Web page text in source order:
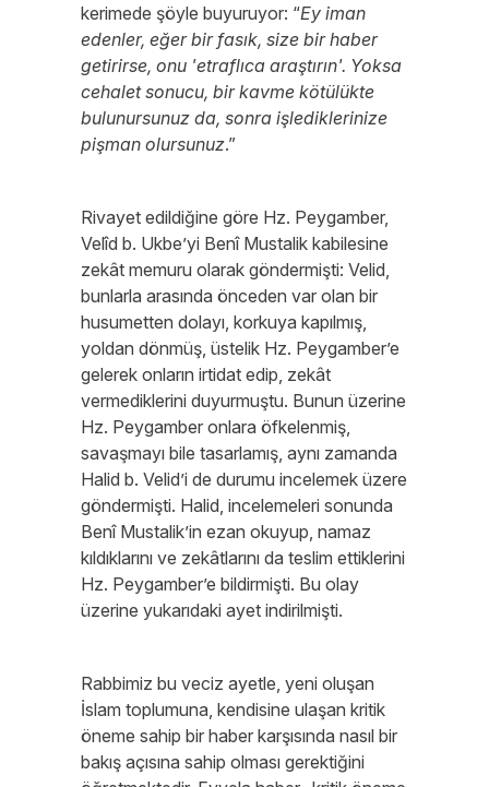
kerimede şöyle buyuruyor: “Ey iman
edenler, eğer bir fasık, size bir haber
getirirse, onu 'etraflıca araştırın'. Yoksa
cehalet sonucu, bir kavme kötülükte
bulunursunuz da, sonra işlediklerinize
pişman olursunuz.”
Rivayet edildiğine göre Hz. Peygamber,
Velîd b. Ukbe’yi Benî Mustalik kabilesine
zekât memuru olarak göndermişti: Velid,
bunlarla arasında önceden var olan bir
husumetten dolayı, korkuya kapılmış,
yoldan dönmüş, üstelik Hz. Peygamber’e
gelerek onların irtidat edip, zekât
vermediklerini duyurmuştu. Bunun üzerine
Hz. Peygamber onlara öfkelenmiş,
savaşmayı bile tasarlamış, aynı zamanda
Halid b. Velid’i de durumu incelemek üzere
göndermişti. Halid, incelemeleri sonunda
Benî Mustalik’in ezan okuyup, namaz
kıldıklarını ve zekâtlarını da teslim ettiklerini
Hz. Peygamber’e bildirmişti. Bu olay
üzerine yukarıdaki ayet indirilmişti.
Rabbimiz bu veciz ayetle, yeni oluşan
İslam toplumuna, kendisine ulaşan kritik
öneme sahip bir haber karşısında nasıl bir
bakış açısına sahip olması gerektiğini